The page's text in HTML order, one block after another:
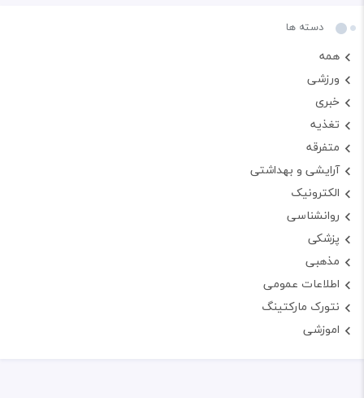
دسته ها
همه
ورزشی
خبری
تغذیه
متفرقه
آرایشی و بهداشتی
الکترونیک
روانشناسی
پزشکی
مذهبی
اطلاعات عمومی
نتورک مارکتینگ
اموزشی